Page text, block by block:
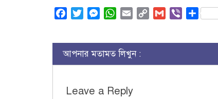
FacebookTwitterMessenger
WhatsApp
Email
Copy
Gmail ViberShare
আপনার মতামত লিখুন :
Leave a Reply